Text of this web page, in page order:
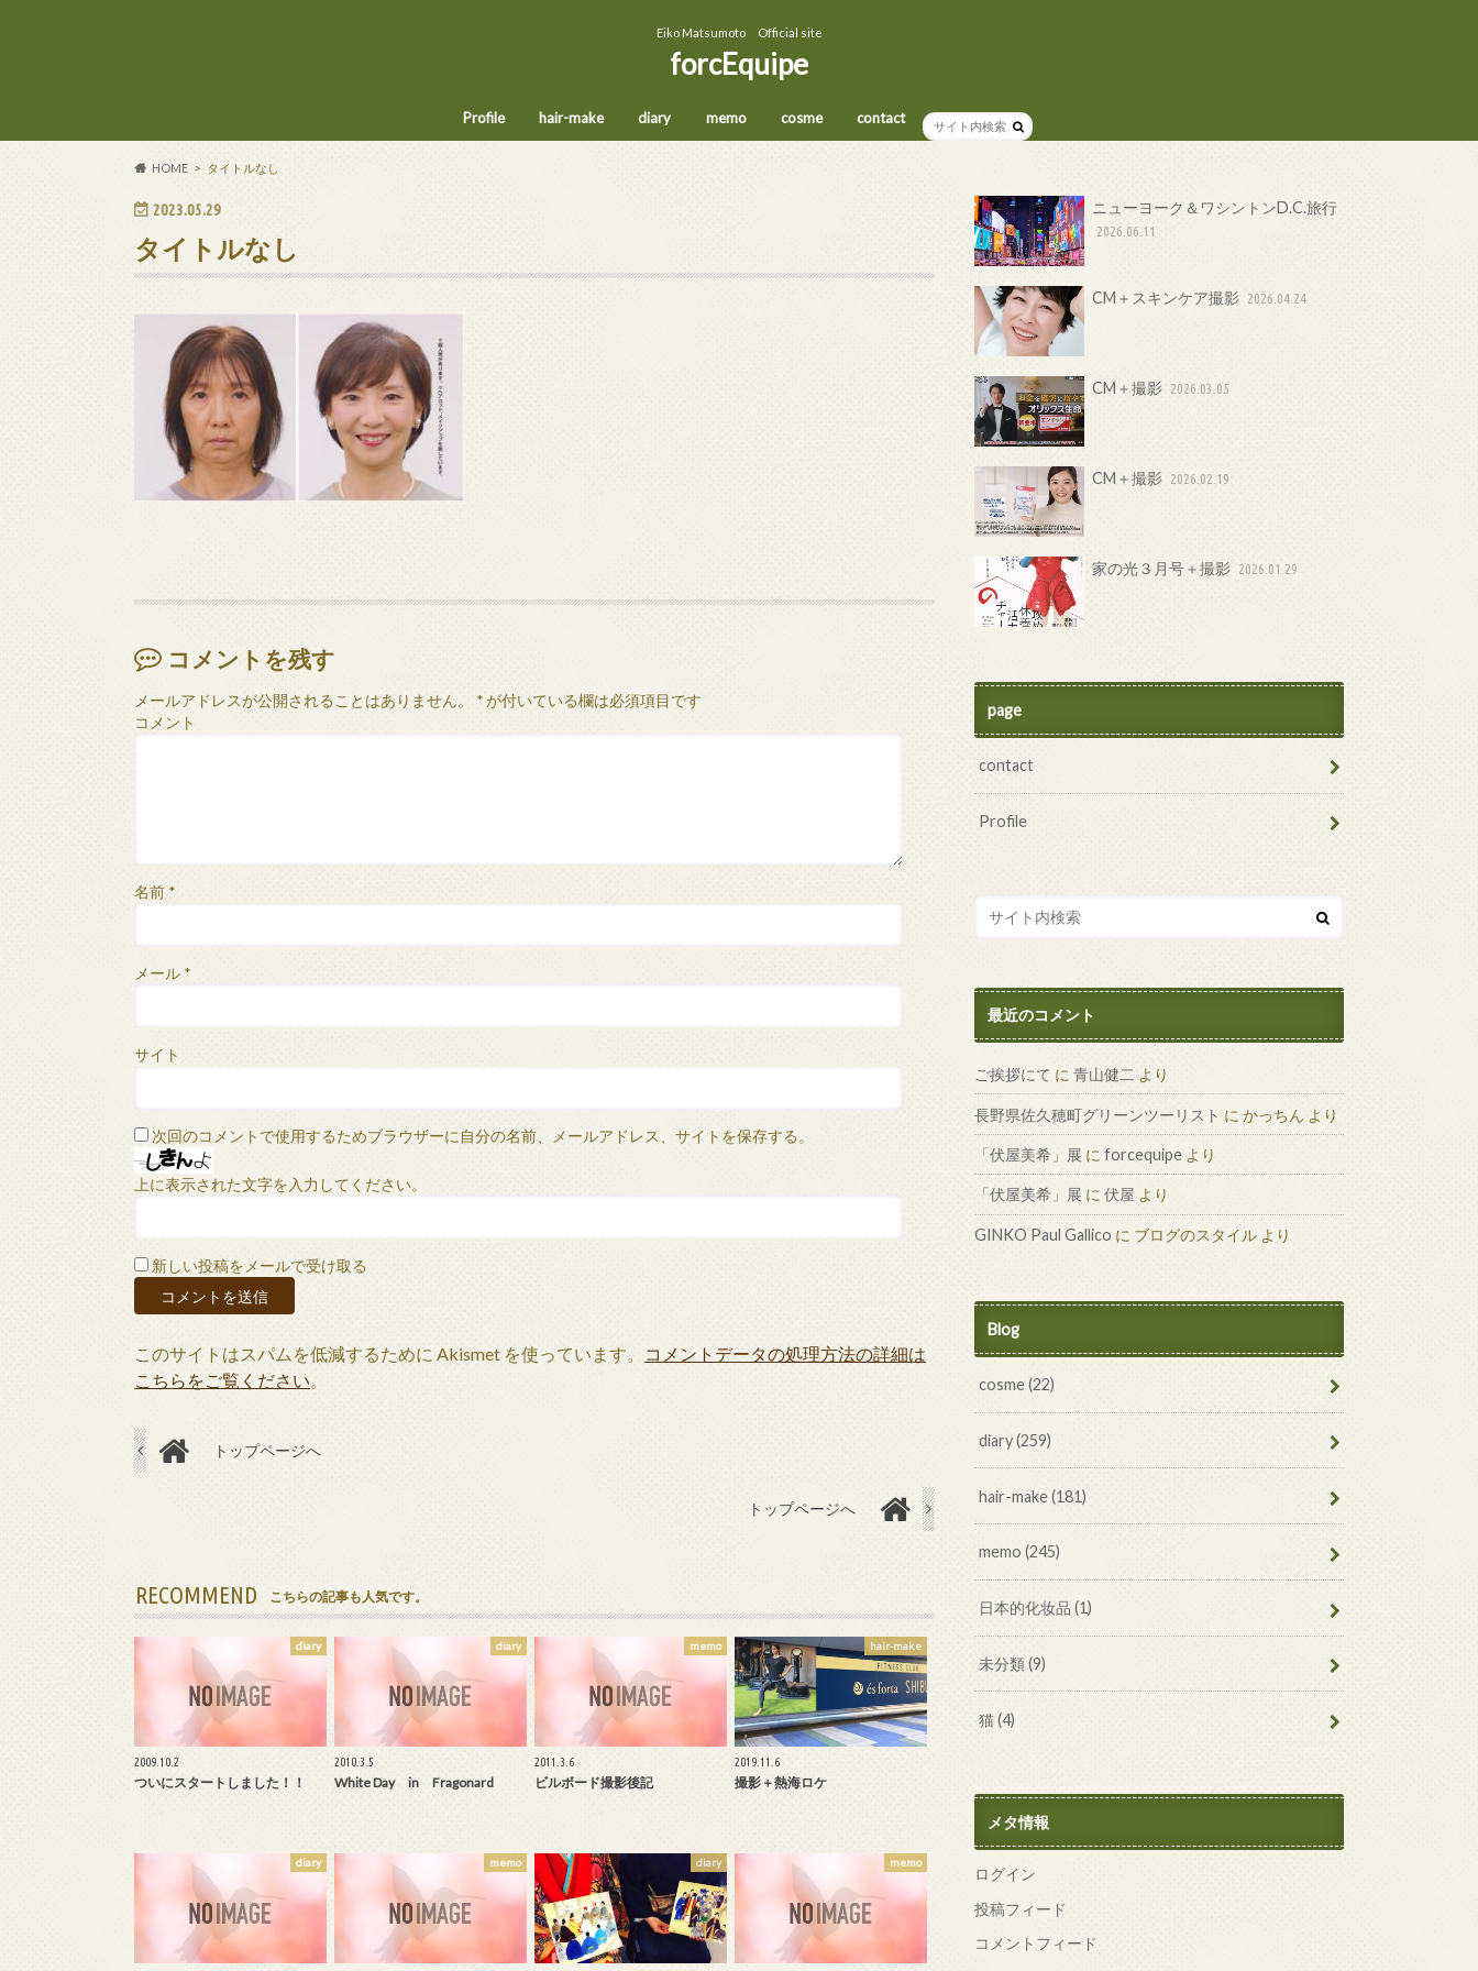
Eiko Matsumoto Official site
forcEquipe
Profile hair-make diary memo cosme contact
HOME タイトルなし
2023.05.29
タイトルなし
コメントを残す
メールアドレスが公開されることはありません。 *が付いている欄は必須項目です
コメント
名前 *
メール *
サイト
次回のコメントで使用するためブラウザーに自分の名前、メールアドレス、サイトを保存する。
上に表示された文字を入力してください。
新しい投稿をメールで受け取る
このサイトはスパムを低減するために Akismet を使っています。
コメントデータの処理方法の詳細は
こちらをご覧ください。
トップページへ
トップページへ
RECOMMEND こちらの記事も人気です。
diary
2009.10.2
ついにスタートしました！！
diary
2010.3.5
White Day in Fragonard
memo
2011.3.6
ビルボード撮影後記
hair-make
2019.11.6
撮影＋熱海ロケ
diary memo diary memo
ニューヨーク＆ワシントンD.C.旅行
2026.06.11
CM＋スキンケア撮影 2026.04.24
CM＋撮影 2026.03.05
CM＋撮影 2026.02.19
家の光３月号＋撮影 2026.01.29
page
contact
Profile
最近のコメント
ご挨拶にて に 青山健二 より
長野県佐久穂町グリーンツーリスト に かっちん より
「伏屋美希」展 に forcequipe より
「伏屋美希」展 に 伏屋 より
GINKO Paul Gallico に ブログのスタイル より
Blog
cosme(22)
diary(259)
hair-make(181)
memo(245)
日本的化妆品(1)
未分類(9)
猫(4)
メタ情報
ログイン
投稿フィード
コメントフィード